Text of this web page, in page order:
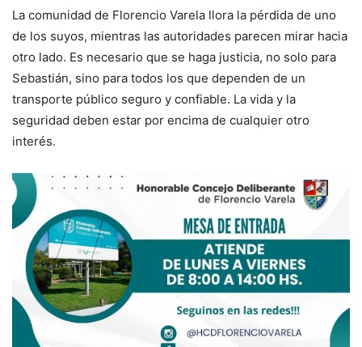
La comunidad de Florencio Varela llora la pérdida de uno
de los suyos, mientras las autoridades parecen mirar hacia
otro lado. Es necesario que se haga justicia, no solo para
Sebastián, sino para todos los que dependen de un
transporte público seguro y confiable. La vida y la
seguridad deben estar por encima de cualquier otro
interés.